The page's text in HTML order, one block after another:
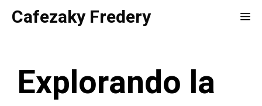
SaltarCafezaky Fredery
Explorando la